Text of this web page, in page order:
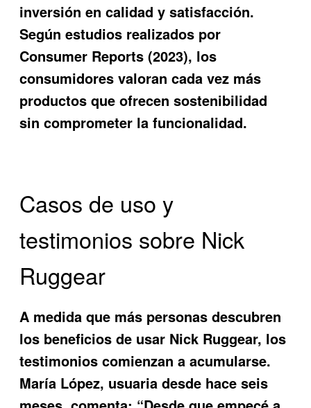
inversión en calidad y satisfacción.
Según estudios realizados por
Consumer Reports (2023), los
consumidores valoran cada vez más
productos que ofrecen sostenibilidad
sin comprometer la funcionalidad.
Casos de uso y
testimonios sobre Nick
Ruggear
A medida que más personas descubren
los beneficios de usar Nick Ruggear, los
testimonios comienzan a acumularse.
María López, usuaria desde hace seis